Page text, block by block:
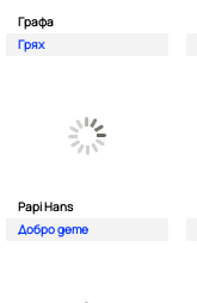
Графа
Грях
Papi Hans
Добро дете